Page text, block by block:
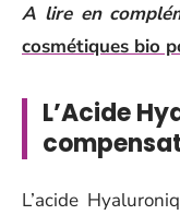
A lire en
cosmétiques bio
L’Acide
L’acide